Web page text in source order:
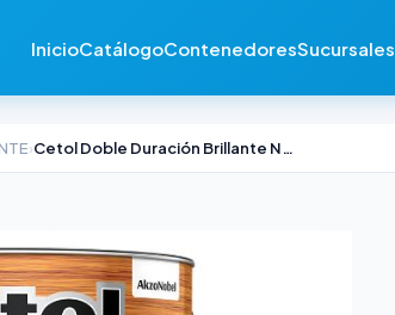
InicioCatálogoContenedoresSucursales
› Cetol Doble Duración Brillante Natural 4lts (FF)